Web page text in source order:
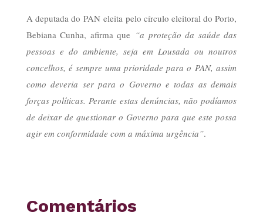
A deputada do PAN eleita pelo círculo eleitoral do Porto,
Bebiana Cunha, afirma que “a proteção da saúde das
pessoas e do ambiente, seja em Lousada ou noutros
concelhos, é sempre uma prioridade para o PAN, assim
como deveria ser para o Governo e todas as demais
forças políticas. Perante estas denúncias, não podíamos
de deixar de questionar o Governo para que este possa
agir em conformidade com a máxima urgência”.
Comentários